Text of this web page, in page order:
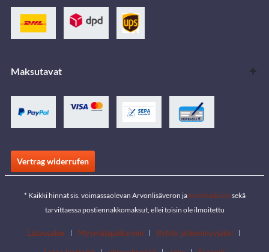
Maksutavat
Vertrag widerrufen
* Kaikki hinnat sis. voimassaolevan Arvonlisäveron jatoimituskulutsekä
tarvittaessa postiennakkomaksut, ellei toisin ole ilmoitettu
Latausalue Myymäläpaikannin
Ryhdy jälleenmyyjäksi